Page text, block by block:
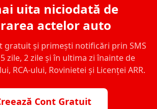
uita niciodată de
actelor auto
gratuit și primești notificări prin SMS
zile, 2 zile și în ultima zi înainte de
RCA-ului, Rovinietei și Licenței ARR.
Cont Gratuit